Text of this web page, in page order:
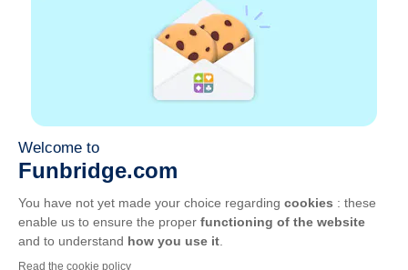
Apprendre le Bridge
CGU|Mentions légales
Disponible partout
Jouez partout, tout le temps, sur smartphone,